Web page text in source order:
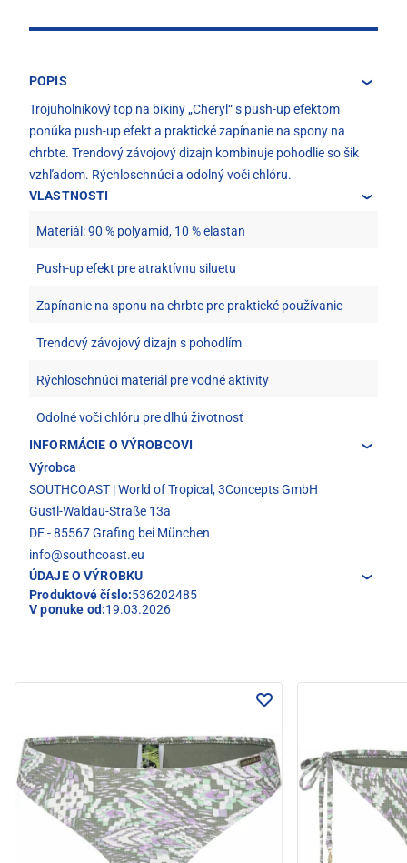
POPIS
Trojuholníkový top na bikiny „Cheryl“ s push-up efektom
ponúka push-up efekt a praktické zapínanie na spony na
chrbte. Trendový závojový dizajn kombinuje pohodlie so šik
vzhľadom. Rýchloschnúci a odolný voči chlóru.
VLASTNOSTI
Materiál: 90 % polyamid, 10 % elastan
Push-up efekt pre atraktívnu siluetu
Zapínanie na sponu na chrbte pre praktické používanie
Trendový závojový dizajn s pohodlím
Rýchloschnúci materiál pre vodné aktivity
Odolné voči chlóru pre dlhú životnosť
INFORMÁCIE O VÝROBCOVI
Výrobca
SOUTHCOAST | World of Tropical, 3Concepts GmbH
Gustl-Waldau-Straße 13a
DE - 85567 Grafing bei München
info@southcoast.eu
ÚDAJE O VÝROBKU
Produktové číslo:536202485
V ponuke od:19.03.2026